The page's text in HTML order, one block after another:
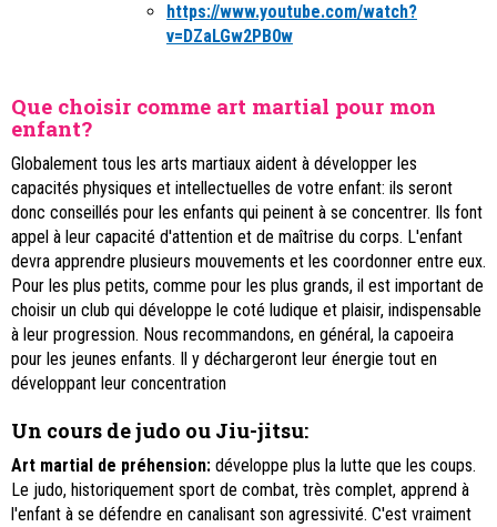
https://www.youtube.com/watch?
v=DZaLGw2PB0w
Que choisir comme art martial pour mon
enfant?
Globalement tous les arts martiaux aident à développer les
capacités physiques et intellectuelles de votre enfant: ils seront
donc conseillés pour les enfants qui peinent à se concentrer. Ils font
appel à leur capacité d'attention et de maîtrise du corps. L'enfant
devra apprendre plusieurs mouvements et les coordonner entre eux.
Pour les plus petits, comme pour les plus grands, il est important de
choisir un club qui développe le coté ludique et plaisir, indispensable
à leur progression. Nous recommandons, en général, la capoeira
pour les jeunes enfants. Il y déchargeront leur énergie tout en
développant leur concentration
Un cours de judo ou Jiu-jitsu:
Art martial de préhension: développe plus la lutte que les coups.
Le judo, historiquement sport de combat, très complet, apprend à
l'enfant à se défendre en canalisant son agressivité. C'est vraiment